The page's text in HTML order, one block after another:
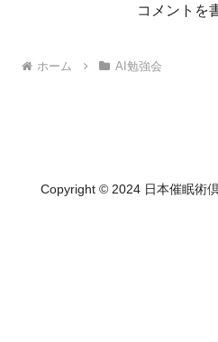
コメントを
ホーム AI勉強会
Copyright © 2024 日本催眠術